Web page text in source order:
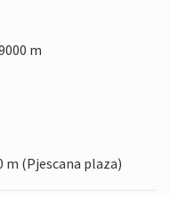
m
(Pjescana plaza)